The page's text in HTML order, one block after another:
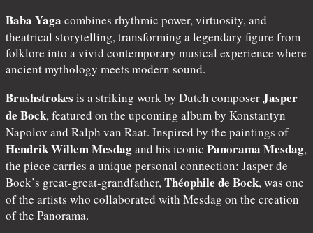
Baba Yaga combines rhythmic power, virtuosity, and
theatrical storytelling, transforming a legendary figure from
folklore into a vivid contemporary musical experience where
ancient mythology meets modern sound.
Brushstrokes is a striking work by Dutch composerJasper
de Bock, featured on the upcoming album by Konstantyn
Napolov and Ralph van Raat. Inspired by the paintings of
Hendrik Willem Mesdagand his iconic Panorama Mesdag,
the piece carries a unique personal connection: Jasper de
Bock’s great-great-grandfather,Théophile de Bock, was one
of the artists who collaborated with Mesdag on the creation
of the Panorama.